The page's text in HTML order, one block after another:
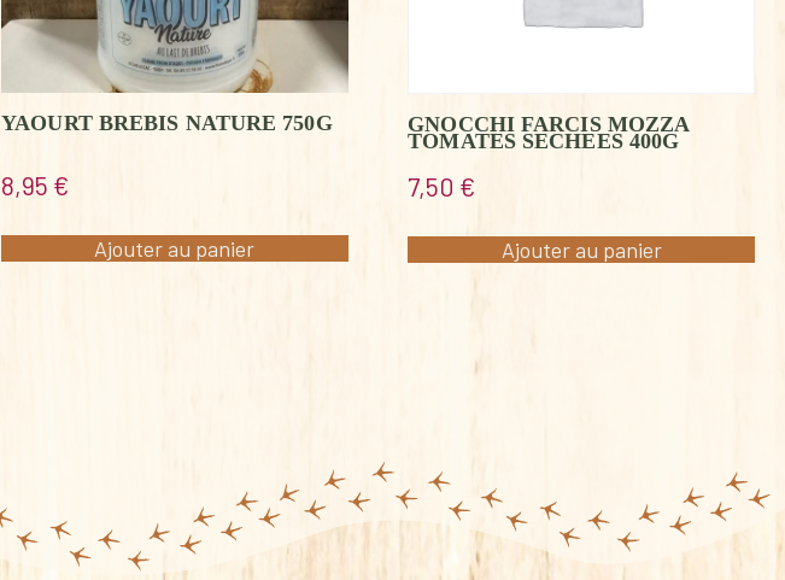
YAOURT BREBIS NATURE 750G
8,95 €
Ajouter au panier
GNOCCHI FARCIS MOZZA
TOMATES SECHEES 400G
7,50 €
Ajouter au panier